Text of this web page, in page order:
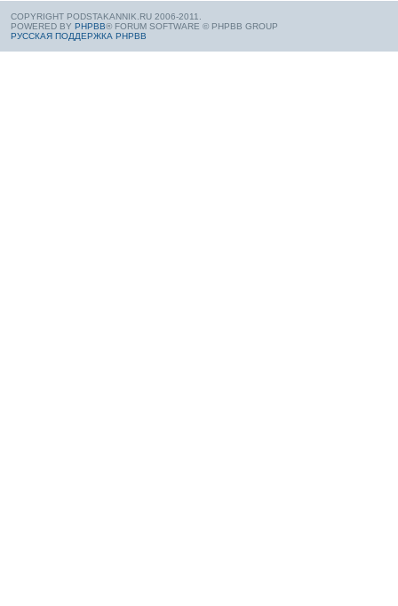
COPYRIGHT PODSTAKANNIK.RU 2006-2011.
POWERED BY PHPBB® FORUM SOFTWARE © PHPBB GROUP
РУССКАЯ ПОДДЕРЖКА PHPBB